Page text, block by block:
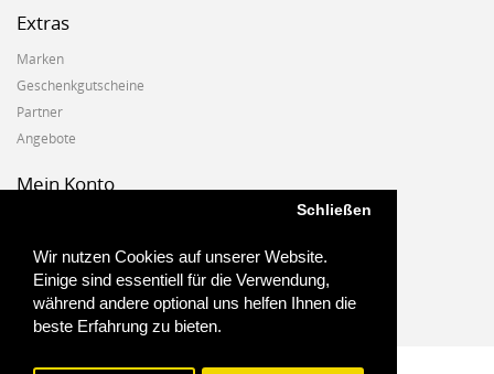
Wir nutzen Cookies auf unserer Website.
Einige sind essentiell für die Verwendung,
während andere optional uns helfen Ihnen die
beste Erfahrung zu bieten.
Schließen
Extras
Marken
Geschenkgutscheine
Partner
Angebote
Mein Konto
Auftragshistorie
Wunschzettel
Newsletter